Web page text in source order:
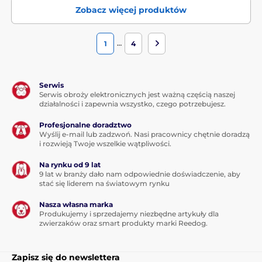
pierwsze), wibracyjne lub impuls elektrostatyczny..
Dla jakich psow obroze sa odpowiednie
Bardzo waznym parametrem wyboru obrozy jest wielkosc
kazda obroza pasuje na takiego pieska. Problem z
doborem produktu moga miec wlasciciele psow bardzo
malych jak chihuahua i york lub bardzo duzych jak cane
corso i dog niemiecki. Dla malutkich pieskow nawet niska
sila impulsu moze byc za wysoka , natomiast dla duzych
psow impuls moze byc slabo odczuwalny, przez co psy nie
sila impulsu niz wrazliwosc psa. Rezerwa ustawiania
mocy jest wazna i przydatna w kryzysowach sytuacjach,
kiedy mozecie potrzebowac natychmiastowego
zatrzymania psa lub orzerwania jego czynnoci. Np gdy
uciekaw strone ruchliwej ulicy lub rzuca sie na czlowieka.
Czy obroze sa wodoodporne?
Nastepna bardzo wazna rzecza jest wodoodpornosc
Zobacz więcej produktów
1 … 4
Serwis
Serwis obroży elektronicznych jest ważną częścią naszej
działalności i zapewnia wszystko, czego potrzebujesz.
Profesjonalne doradztwo
Wyślij e-mail lub zadzwoń. Nasi pracownicy chętnie doradzą
i rozwieją Twoje wszelkie wątpliwości.
Na rynku od 9 lat
9 lat w branży dało nam odpowiednie doświadczenie, aby
stać się liderem na światowym rynku
Nasza własna marka
Produkujemy i sprzedajemy niezbędne artykuły dla
zwierzaków oraz smart produkty marki Reedog.
Zapisz się do newslettera